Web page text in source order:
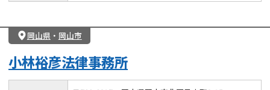
岡山県 ・ 岡山市
小林裕彦法律事務所